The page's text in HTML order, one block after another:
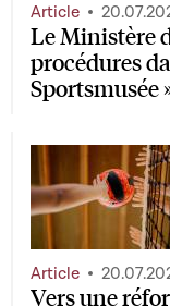
Le Ministère
procédures
Sportsmusée
Article
Vers une
Article